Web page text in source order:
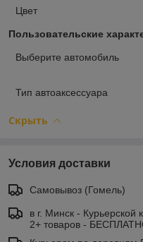
Цвет
Пользовательские
Выберите автомобиль
Тип автоаксессуара
Скрыть
Условия доставки
Самовывоз (Гомель)
в г. Минск -
2+ товаров -